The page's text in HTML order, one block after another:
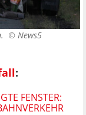
© News5
:
FENSTER: